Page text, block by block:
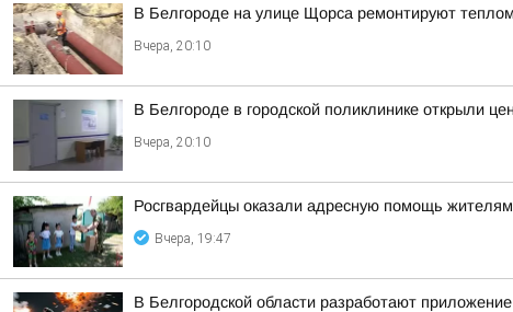
В Белгороде на улице Щорса ремонтируют
Вчера, 20:10
В Белгороде в городской поликлинике открыли
Вчера, 20:10
Росгвардейцы оказали адресную помощь
Вчера, 19:47
В Белгородской области разработают